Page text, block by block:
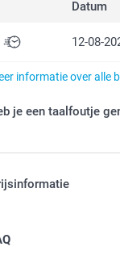
Datum
12-08-
informatie over alle
je een taalfoutje
zijn in EURO (€)